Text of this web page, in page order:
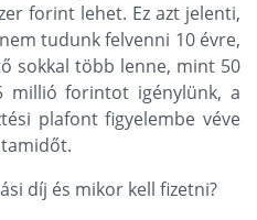
forint lehet. Ez azt jelenti,
tudunk felvenni 10 évre,
sokkal több lenne, mint 50
millió forintot igénylünk, a
plafont figyelembe véve
díj és mikor kell fizetni?